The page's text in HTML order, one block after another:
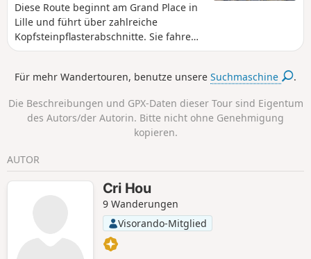
Diese Route beginnt am Grand Place in
Lille und führt über zahlreiche
Kopfsteinpflasterabschnitte. Sie fahren
zudem die Strecke des Radrennens
ab, mit 7 Kopfsteinpflasterabschnitten,
„Carrefour de l’Arbre“. Für diese Strecke
empfiehlt sich ein Gravelbike.
Für mehr Wandertouren, benutze unsereSuchmaschine .
Die Beschreibungen und GPX-Daten dieser Tour sind Eigentum
des Autors/der Autorin. Bitte nicht ohne Genehmigung
kopieren.
AUTOR
Cri Hou
9 Wanderungen
Visorando-Mitglied